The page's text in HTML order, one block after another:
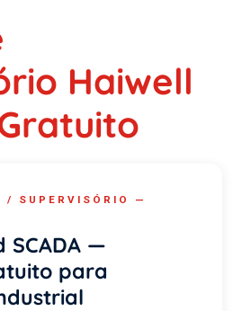
Haiwell
/ SUPERVISÓRIO —
SCADA —
para